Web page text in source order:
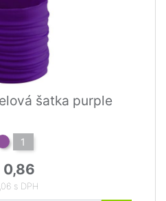
šatka purple
1
0,86
s DPH